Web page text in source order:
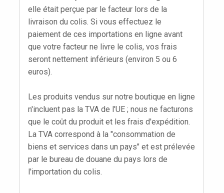
elle était perçue par le facteur lors de la
livraison du colis. Si vous effectuez le
paiement de ces importations en ligne avant
que votre facteur ne livre le colis, vos frais
seront nettement inférieurs (environ 5 ou 6
euros).
Les produits vendus sur notre boutique en ligne
n'incluent pas la TVA de l'UE ; nous ne facturons
que le coût du produit et les frais d'expédition.
La TVA correspond à la "consommation de
biens et services dans un pays" et est prélevée
par le bureau de douane du pays lors de
l'importation du colis.